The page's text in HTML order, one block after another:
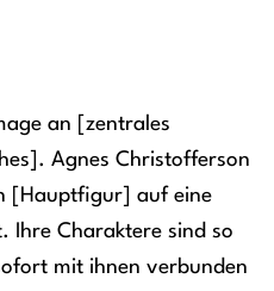
an [zentrales
Agnes Christofferson
[Hauptfigur] auf eine
Ihre Charaktere sind so
mit ihnen verbunden